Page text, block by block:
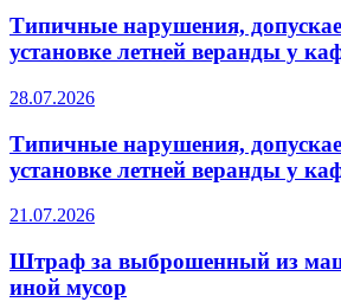
Типичные нарушения,
установке летней веранды у
28.07.2026
Типичные нарушения,
установке летней веранды у
21.07.2026
Штраф за выброшенный из
иной мусор